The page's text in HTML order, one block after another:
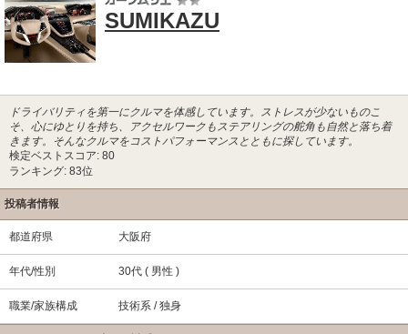
SUMIKAZU
ドライバリティを第一にクルマを体感しています。ストレスが少ないものこ
そ、心にゆとりを持ち、アクセルワークもステアリングの舵角も自然と落ち着
きます。そんなクルマをコストパフォーマンスとともに探しています。
検定ベストスコア: 80
ランキング: 83位
投稿者情報
都道府県 大阪府
年代/性別 30代 ( 男性 )
職業/家族構成 技術系 / 独身